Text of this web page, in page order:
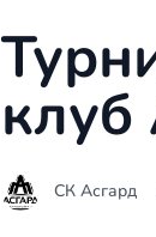
СК Асгард